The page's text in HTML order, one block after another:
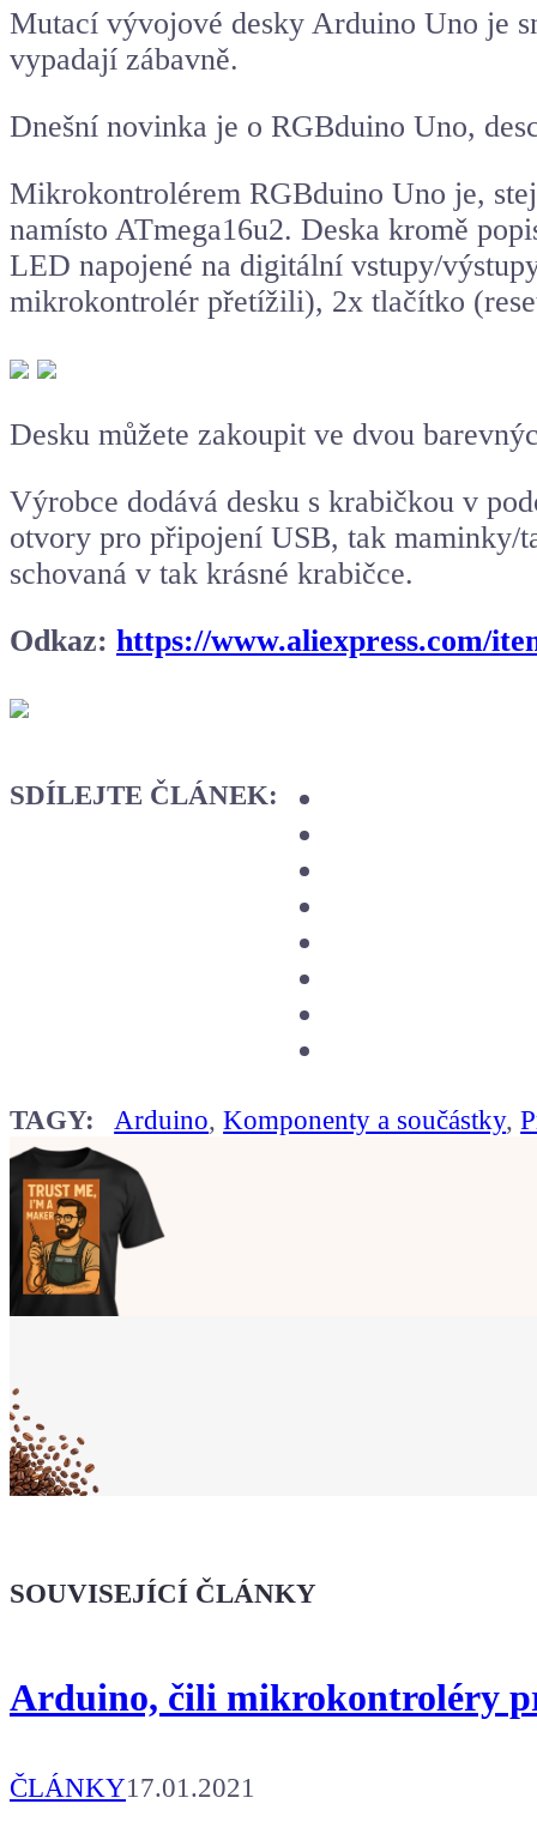
Mutací vývojové desky Arduino Uno je
vypadají zábavně.
Dnešní novinka je o RGBduino Uno,
Mikrokontrolérem RGBduino Uno je,
namísto ATmega16u2. Deska kromě
LED napojené na digitální vstupy/
mikrokontrolér přetížili), 2x tlačítko
Desku můžete zakoupit ve dvou
Výrobce dodává desku s krabičkou v
otvory pro připojení USB, tak maminky/
schovaná v tak krásné krabičce.
Odkaz: https://www.aliexpress.com/
SDÍLEJTE ČLÁNEK:
TAGY: Arduino,Komponenty a součástky,
že jsi Maker!
Koupit tričko
SOUVISEJÍCÍ ČLÁNKY
Arduino, čili mikrokontroléry
ČLÁNKY17.01.2021